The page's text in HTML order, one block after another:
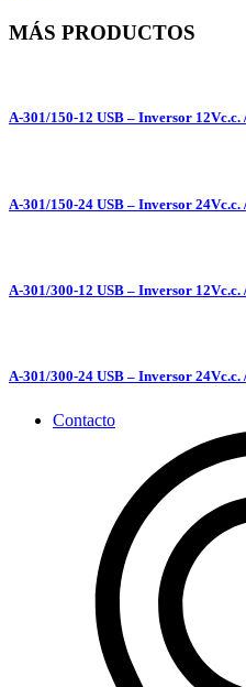
MÁS PRODUCTOS
A-301/150-12 USB – Inversor 12Vc.c.
A-301/150-24 USB – Inversor 24Vc.c.
A-301/300-12 USB – Inversor 12Vc.c.
A-301/300-24 USB – Inversor 24Vc.c.
Contacto